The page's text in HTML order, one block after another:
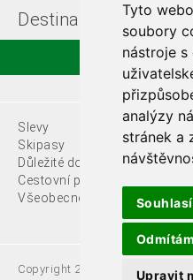
Tyto
soubory
nástroje s
analýzy
stránek a
Odmítám
Upravit
Destinace
Slevy
Skipasy
Důležité dokumenty
Cestovní pojištění
Všeobecné podmínky
Copyright 2021 Fede, s.r.o.